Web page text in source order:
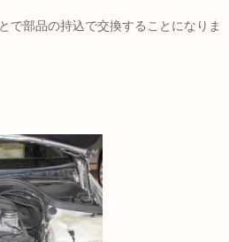
で部品の持込で交換することになりま